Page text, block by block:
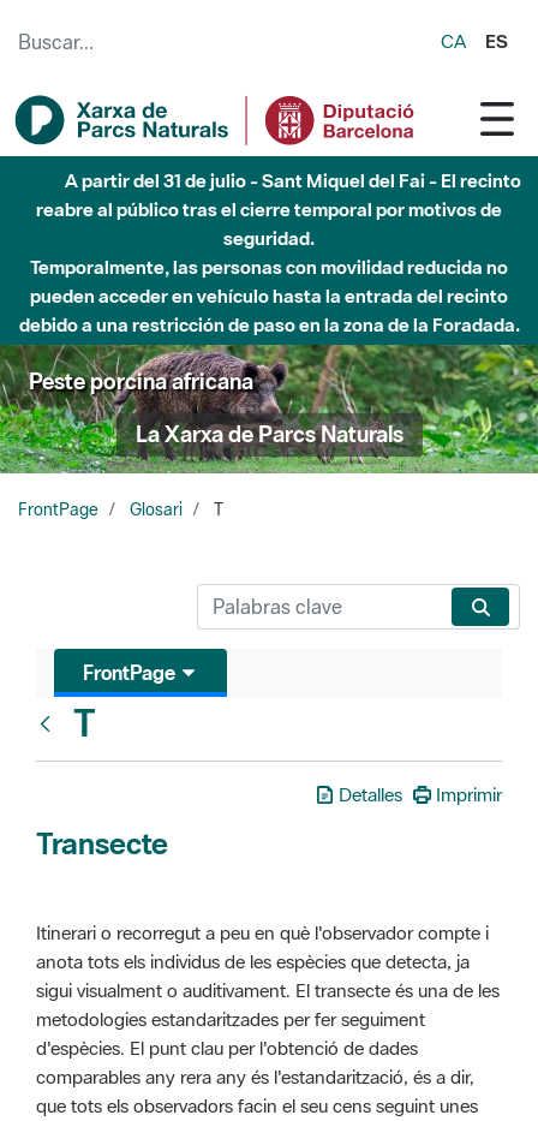
CA ES
A partir del 31 de julio - Sant Miquel del Fai - El recinto
reabre al público tras el cierre temporal por motivos de
seguridad.
Temporalmente, las personas con movilidad reducida no
pueden acceder en vehículo hasta la entrada del recinto
debido a una restricción de paso en la zona de la Foradada.
Peste porcina africana
La Xarxa de Parcs Naturals
FrontPage Glosari T
FrontPage
T
Detalles Imprimir
Transecte
Itinerari o recorregut a peu en què l'observador compte i
anota tots els individus de les espècies que detecta, ja
sigui visualment o auditivament. El transecte és una de les
metodologies estandaritzades per fer seguiment
d'espècies. El punt clau per l'obtenció de dades
comparables any rera any és l'estandarització, és a dir,
que tots els observadors facin el seu cens seguint unes